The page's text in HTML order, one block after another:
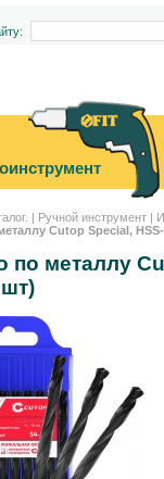
| Ручной инструмент |
Cutop Special,
по металлу